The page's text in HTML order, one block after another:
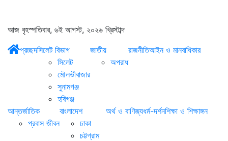
আজ বৃহস্পতিবার, ৬ই আগস্ট, ২০২৬ খ্রিস্টাব্দ
প্রচ্ছদসিলেট বিভাগ
সিলেট
মৌলভীবাজার
সুনামগঞ্জ
হবিগঞ্জ
জাতীয়
অপরাধ
রাজনীতিআইন ও মানবাধিকার
আন্তর্জাতিক
প্রবাস জীবন
বাংলাদেশ
ঢাকা
চট্টগ্রাম
অর্থ ও বাণিজ্যধর্ম-দর্শনশিক্ষা ও শিক্ষাঙ্গন